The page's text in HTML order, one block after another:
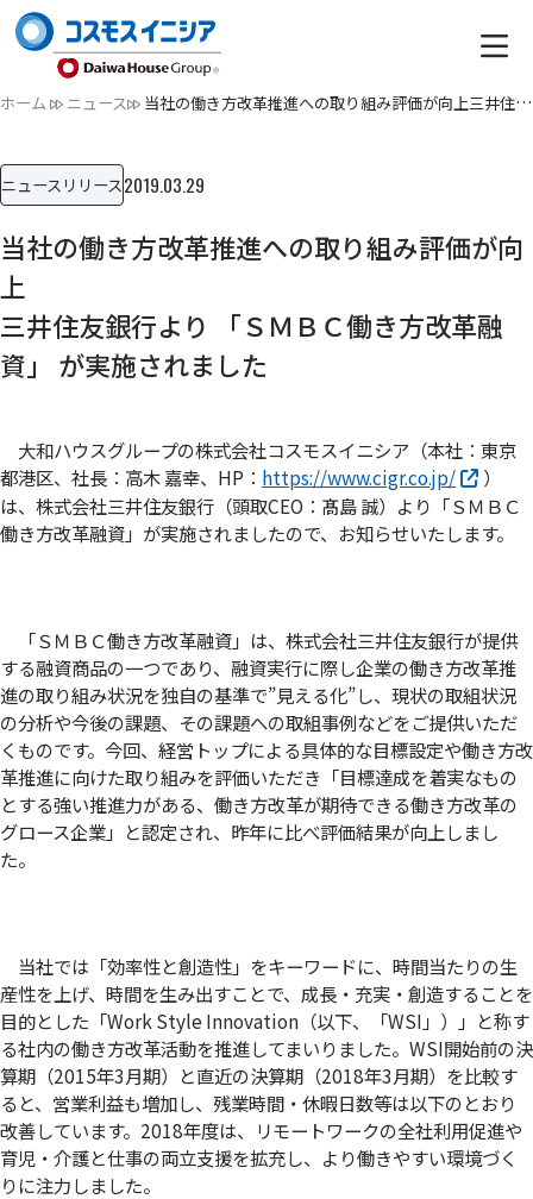
ホーム ニュース 当社の働き方改革推進への取り組み評価が向上三井住友銀行より …
ニュースリリース2019.03.29
当社の働き方改革推進への取り組み評価が向
上
三井住友銀行より 「ＳＭＢＣ働き方改革融
資」 が実施されました
大和ハウスグループの株式会社コスモスイニシア（本社：東京
都港区、社長：高木 嘉幸、HP： https://www.cigr.co.jp/
）
は、株式会社三井住友銀行（頭取CEO：髙島 誠）より「ＳＭＢＣ
働き方改革融資」が実施されましたので、お知らせいたします。
「ＳＭＢＣ働き方改革融資」は、株式会社三井住友銀行が提供
する融資商品の一つであり、融資実行に際し企業の働き方改革推
進の取り組み状況を独自の基準で”見える化”し、現状の取組状況
の分析や今後の課題、その課題への取組事例などをご提供いただ
くものです。今回、経営トップによる具体的な目標設定や働き方改
革推進に向けた取り組みを評価いただき「目標達成を着実なもの
とする強い推進力がある、働き方改革が期待できる働き方改革の
グロース企業」と認定され、昨年に比べ評価結果が向上しまし
た。
当社では「効率性と創造性」をキーワードに、時間当たりの生
産性を上げ、時間を生み出すことで、成長・充実・創造することを
目的とした「Work Style Innovation（以下、「WSI」）」と称す
る社内の働き方改革活動を推進してまいりました。WSI開始前の決
算期（2015年3月期）と直近の決算期（2018年3月期）を比較す
ると、営業利益も増加し、残業時間・休暇日数等は以下のとおり
改善しています。2018年度は、リモートワークの全社利用促進や
育児・介護と仕事の両立支援を拡充し、より働きやすい環境づく
りに注力しました。